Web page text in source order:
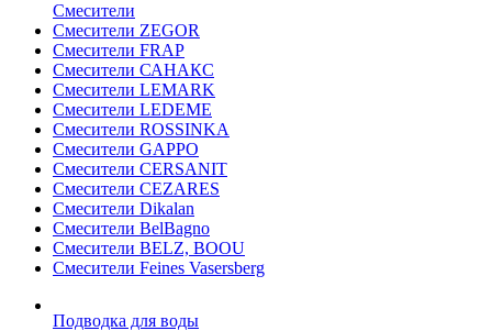
Смесители
Смесители ZEGOR
Смесители FRAP
Смесители САНАКС
Смесители LEMARK
Смесители LEDEME
Смесители ROSSINKA
Смесители GAPPO
Смесители CERSANIT
Смесители CEZARES
Смесители Dikalan
Смесители BelBagno
Смесители BELZ, BOOU
Смесители Feines Vasersberg
Подводка для воды